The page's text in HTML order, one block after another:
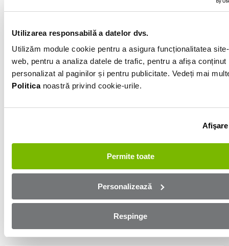
Utilizarea responsabilă a datelor dvs.
Utilizăm module cookie pentru a asigura funcționalitatea
web, pentru a analiza datele de trafic, pentru a afișa conținut
personalizat al paginilor și pentru publicitate. Vedeți mai
Politicanoastră privind cookie-urile.
Afişare
Permite toate
Personalizează
Respinge
Informatiile vanzatorului
Aplică online și bucură-te de
aprobare rapidă!
formularul de mai jos și te contactăm in cel mai scurt
timp!